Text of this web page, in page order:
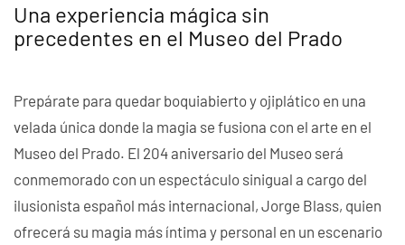
Una experiencia mágica sin
precedentes en el Museo del Prado
Prepárate para quedar boquiabierto y ojiplático en una
velada única donde la magia se fusiona con el arte en el
Museo del Prado. El 204 aniversario del Museo será
conmemorado con un espectáculo sinigual a cargo del
ilusionista español más internacional, Jorge Blass, quien
ofrecerá su magia más íntima y personal en un escenario